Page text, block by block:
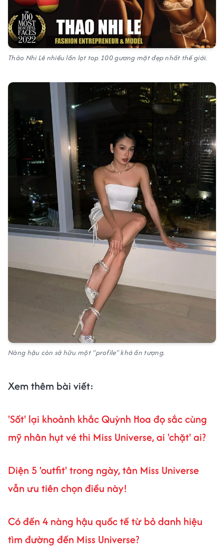
Thảo Nhi Lê nhiều lần lọt top 100 gương mặt đẹp nhất thế giới.
Nàng hậu còn sở hữu một "profile" khá ấn tượng.
Xem thêm bài viết:
'Sốt' lại khoảnh khắc Quỳnh Hoa đọ sắc cùng
mỹ nhân hụt vé thi Miss Universe, ai 'chặt' ai?
Diện 5 'outfit' trong ngày, tân Miss Universe
vẫn ưu tiên chọn điều này!
Có đến 4 nàng hậu quốc tế từ bỏ danh hiệu
tìm đường đến Miss Universe?